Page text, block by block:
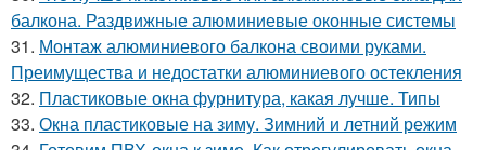
балкона. Раздвижные алюминиевые оконные системы
31. Монтаж алюминиевого балкона своими руками.
Преимущества и недостатки алюминиевого остекления
32. Пластиковые окна фурнитура, какая лучше. Типы
33. Окна пластиковые на зиму. Зимний и летний режим